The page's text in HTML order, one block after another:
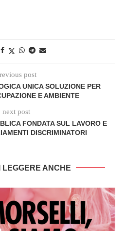
post
UNICA SOLUZIONE PER
E AMBIENTE
next post
FONDATA SUL LAVORO E
DISCRIMINATORI
LEGGERE ANCHE